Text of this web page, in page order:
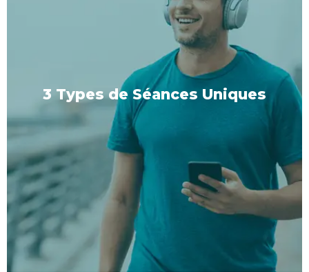
3 Types de Séances Uniques